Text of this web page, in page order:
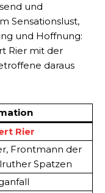
und
Sensationslust,
und Hoffnung:
Rier mit der
daraus
Rier
Frontmann der
Spatzen